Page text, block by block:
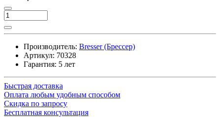
Производитель: Bresser (Брессер)
Артикул: 70328
Гарантия: 5 лет
Быстрая доставка
Оплата любым удобным способом
Скидка по запросу
Бесплатная консультация